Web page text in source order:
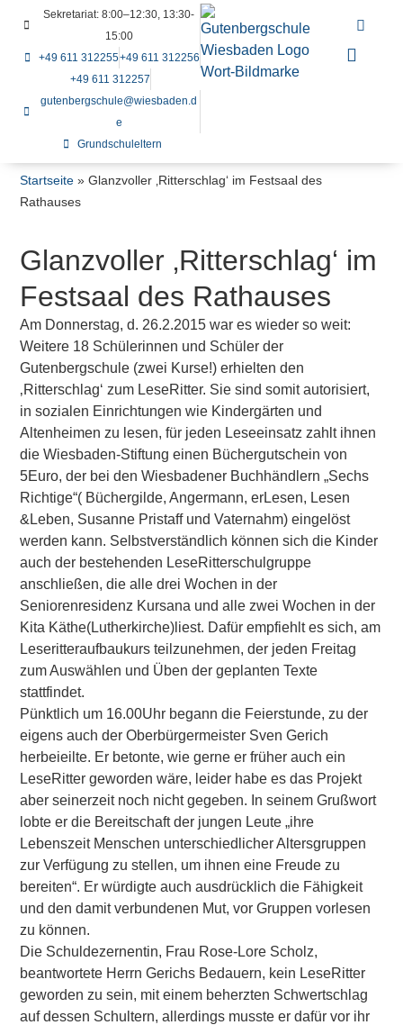
Sekretariat: 8:00–12:30, 13:30-
15:00
+49 611 312255+49 611 312256
+49 611 312257
gutenbergschule@wiesbaden.d
e
Grundschuleltern
Startseite »Glanzvoller ‚Ritterschlag‘ im Festsaal des
Rathauses
Glanzvoller ‚Ritterschlag‘ im
Festsaal des Rathauses
Am Donnerstag, d. 26.2.2015 war es wieder so weit:
Weitere 18 Schülerinnen und Schüler der
Gutenbergschule (zwei Kurse!) erhielten den
‚Ritterschlag‘ zum LeseRitter. Sie sind somit autorisiert,
in sozialen Einrichtungen wie Kindergärten und
Altenheimen zu lesen, für jeden Leseeinsatz zahlt ihnen
die Wiesbaden-Stiftung einen Büchergutschein von
5Euro, der bei den Wiesbadener Buchhändlern „Sechs
Richtige“( Büchergilde, Angermann, erLesen, Lesen
&Leben, Susanne Pristaff und Vaternahm) eingelöst
werden kann. Selbstverständlich können sich die Kinder
auch der bestehenden LeseRitterschulgruppe
anschließen, die alle drei Wochen in der
Seniorenresidenz Kursana und alle zwei Wochen in der
Kita Käthe(Lutherkirche)liest. Dafür empfiehlt es sich, am
Leseritteraufbaukurs teilzunehmen, der jeden Freitag
zum Auswählen und Üben der geplanten Texte
stattfindet.
Pünktlich um 16.00Uhr begann die Feierstunde, zu der
eigens auch der Oberbürgermeister Sven Gerich
herbeieilte. Er betonte, wie gerne er früher auch ein
LeseRitter geworden wäre, leider habe es das Projekt
aber seinerzeit noch nicht gegeben. In seinem Grußwort
lobte er die Bereitschaft der jungen Leute „ihre
Lebenszeit Menschen unterschiedlicher Altersgruppen
zur Verfügung zu stellen, um ihnen eine Freude zu
bereiten“. Er würdigte auch ausdrücklich die Fähigkeit
und den damit verbundenen Mut, vor Gruppen vorlesen
zu können.
Die Schuldezernentin, Frau Rose-Lore Scholz,
beantwortete Herrn Gerichs Bedauern, kein LeseRitter
geworden zu sein, mit einem beherzten Schwertschlag
auf dessen Schultern, allerdings musste er dafür vor ihr